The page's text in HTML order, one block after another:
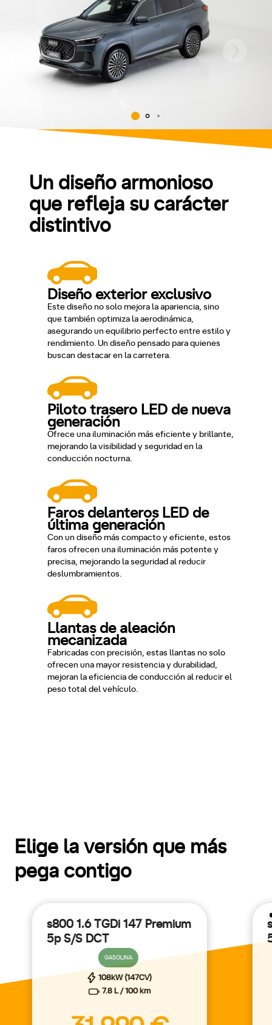
Un diseño armonioso
que refleja su carácter
distintivo
Diseño exterior exclusivo
Este diseño no solo mejora la apariencia, sino
que también optimiza la aerodinámica,
asegurando un equilibrio perfecto entre estilo y
rendimiento. Un diseño pensado para quienes
buscan destacar en la carretera.
Piloto trasero LED de nueva
generación
Ofrece una iluminación más eficiente y brillante,
mejorando la visibilidad y seguridad en la
conducción nocturna.
Faros delanteros LED de
última generación
Con un diseño más compacto y eficiente, estos
faros ofrecen una iluminación más potente y
precisa, mejorando la seguridad al reducir
deslumbramientos.
Llantas de aleación
mecanizada
Fabricadas con precisión, estas llantas no solo
ofrecen una mayor resistencia y durabilidad,
mejoran la eficiencia de conducción al reducir el
peso total del vehículo.
Conoce los beneficios delPlan Auto+
la compra de vehículos eco.
Elige la versión que más
pega contigo
s800 1.6 TGDi 147 Premium
5p S/S DCT
GASOLINA
108kW (147CV)
7.8 L / 100 km